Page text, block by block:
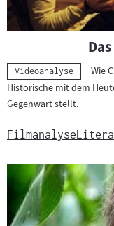
abspielen
Kategorie:
Videoanalyse Wie
Historische mit dem
Gegenwart stellt.
Filmanalyse